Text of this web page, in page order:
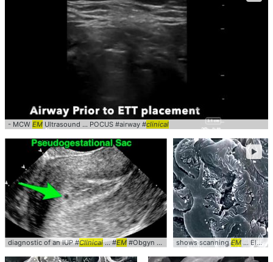
- MCW EM Ultrasound ... POCUS #airway #clinical
diagnostic of an IUP #Clinical... #EM #Obgyn #Radiology shows scanningEM ... ElectronMicroscopy #SEM #
►